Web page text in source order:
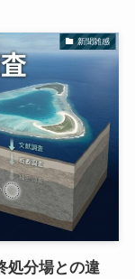
新聞雑感
処分場との違